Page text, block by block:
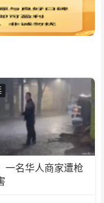
一名华人商家遭枪